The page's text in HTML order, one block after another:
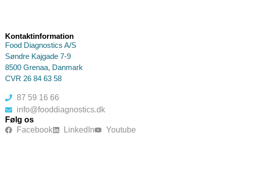
Kontaktinformation
Food Diagnostics A/S
Søndre Kajgade 7-9
8500 Grenaa, Danmark
CVR 26 84 63 58
87 59 16 66
info@fooddiagnostics.dk
Følg os
Facebook
LinkedIn Youtube